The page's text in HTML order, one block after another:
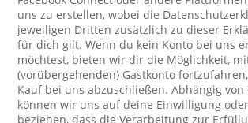
uns zu erstellen, wobei die
jeweiligen Dritten zusätzlich zu dieser
für dich gilt. Wenn du kein Konto bei uns
möchtest, bieten wir dir die Möglichkeit,
(vorübergehenden) Gastkonto
Kauf bei uns abzuschließen. Abhängig
können wir uns auf deine Einwilligung
beziehen, dass die Verarbeitung zur